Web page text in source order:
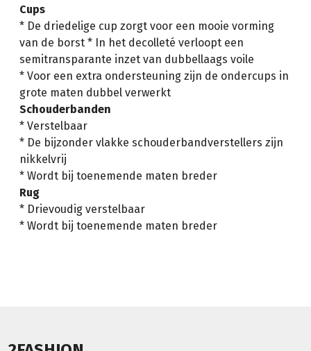
Cups
* De driedelige cup zorgt voor een mooie vorming
van de borst * In het decolleté verloopt een
semitransparante inzet van dubbellaags voile
* Voor een extra ondersteuning zijn de ondercups in
grote maten dubbel verwerkt
Schouderbanden
* Verstelbaar
* De bijzonder vlakke schouderbandverstellers zijn
nikkelvrij
* Wordt bij toenemende maten breder
Rug
* Drievoudig verstelbaar
* Wordt bij toenemende maten breder